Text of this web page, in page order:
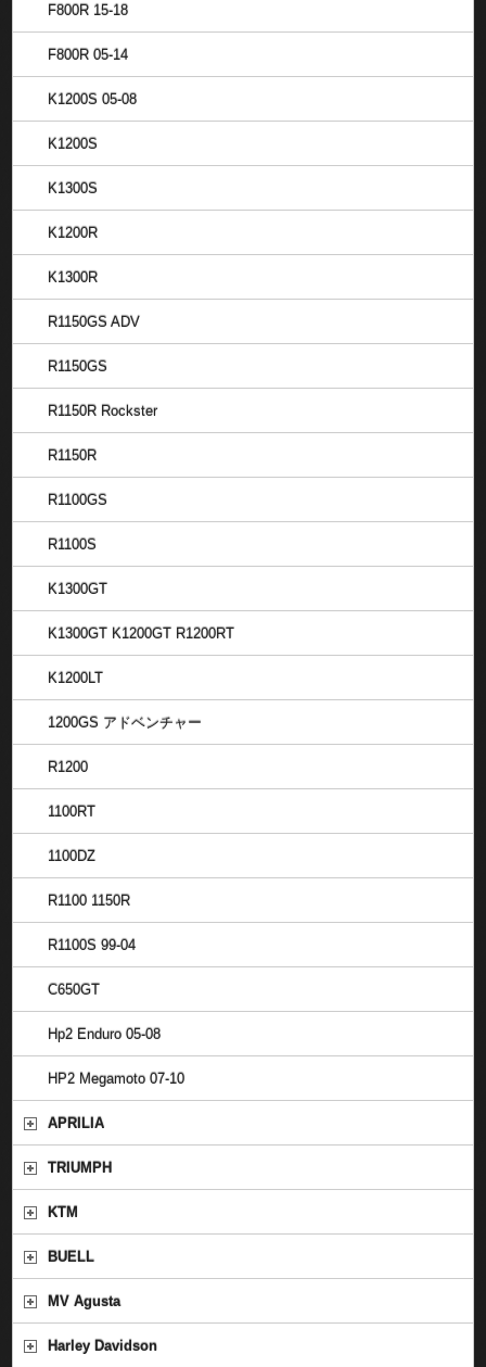
F800R 15-18
F800R 05-14
K1200S 05-08
K1200S
K1300S
K1200R
K1300R
R1150GS ADV
R1150GS
R1150R Rockster
R1150R
R1100GS
R1100S
K1300GT
K1300GT K1200GT R1200RT
K1200LT
1200GS アドベンチャー
R1200
1100RT
1100DZ
R1100 1150R
R1100S 99-04
C650GT
Hp2 Enduro 05-08
HP2 Megamoto 07-10
APRILIA
TRIUMPH
KTM
BUELL
MV Agusta
Harley Davidson